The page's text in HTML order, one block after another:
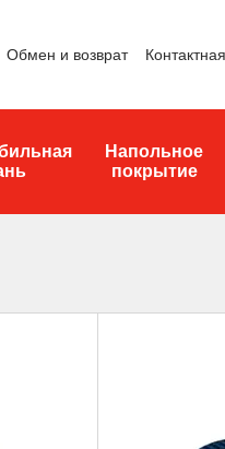
Обмен и возврат
Напольное
покрытие